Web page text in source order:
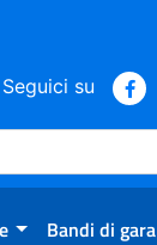
Seguici su
Bandi di gara